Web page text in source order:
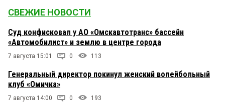
СВЕЖИЕ НОВОСТИ
Суд конфисковал у АО «Омскавтотранс» бассейн
«Автомобилист» и землю в центре города
7 августа 15:01 0 113
Генеральный директор покинул женский волейбольный
клуб «Омичка»
7 августа 14:00 0 193